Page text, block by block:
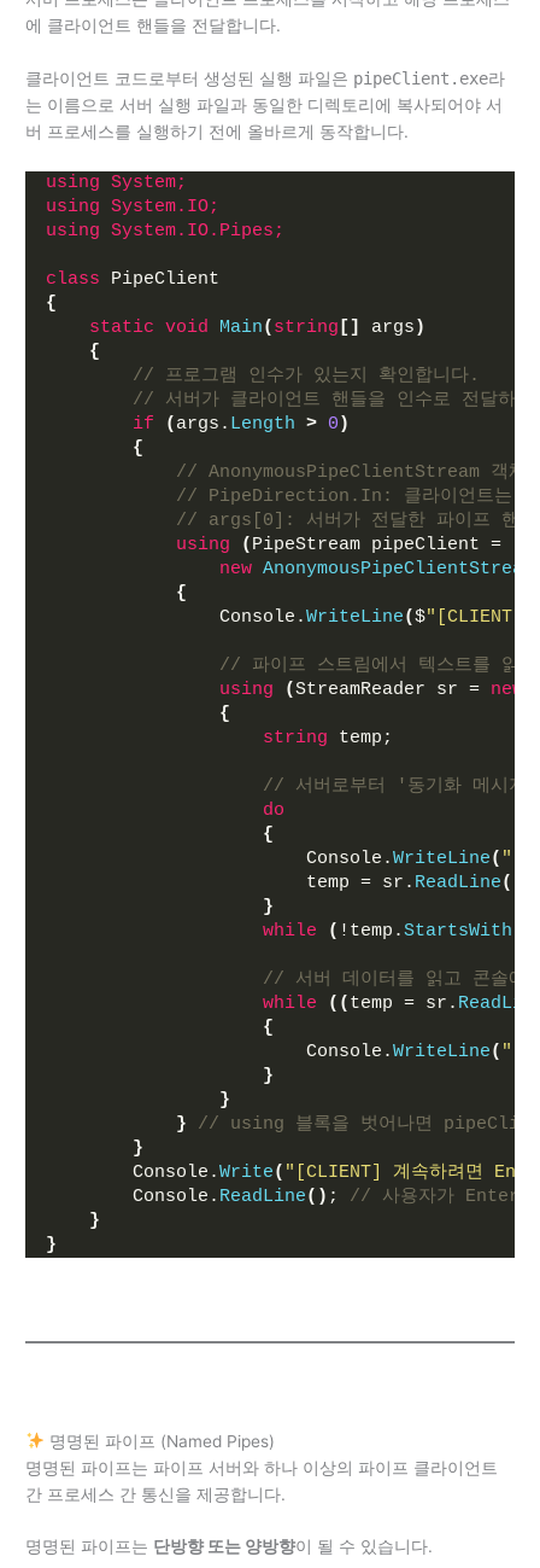
에 클라이언트 핸들을 전달합니다.
클라이언트 코드로부터 생성된 실행 파일은 pipeClient.exe라
는 이름으로 서버 실행 파일과 동일한 디렉토리에 복사되어야 서
버 프로세스를 실행하기 전에 올바르게 동작합니다.
using System;
using System.IO;
using System.IO.Pipes;
class PipeClient
{
static void Main( string [] args )
{
// 프로그램 인수가 있는지 확인합니다.
// 서버가 클라이언트 핸들을 인수로 전달하
if
( args. Length > 0 )
{
// AnonymousPipeClientStream 객체
// PipeDirection.In: 클라이언트는 서
// args[0]: 서버가 전달한 파이프 핸들
using
( PipeStream pipeClient =
new AnonymousPipeClientStream
{
                Console.
WriteLine($"[CLIENT]
// 파이프 스트림에서 텍스트를 읽
using
(StreamReader sr = new
{
string temp;
// 서버로부터 '동기화 메시지'
do
{
                        Console.
WriteLine(
                        temp = sr.
ReadLine()
}
while
( !temp.StartsWith
// 서버 데이터를 읽고 콘솔에
while
(( temp = sr.
{
                        Console.
WriteLine(
}
}
}
// using 블록을 벗어나면
}
        Console.
Write( "[CLIENT] 계속하려면
        Console.
ReadLine() ; // 사용자가 Enter를
}
}
명명된 파이프 (Named Pipes)
명명된 파이프는 파이프 서버와 하나 이상의 파이프 클라이언트
간 프로세스 간 통신을 제공합니다.
명명된 파이프는 단방향 또는 양방향이 될 수 있습니다.